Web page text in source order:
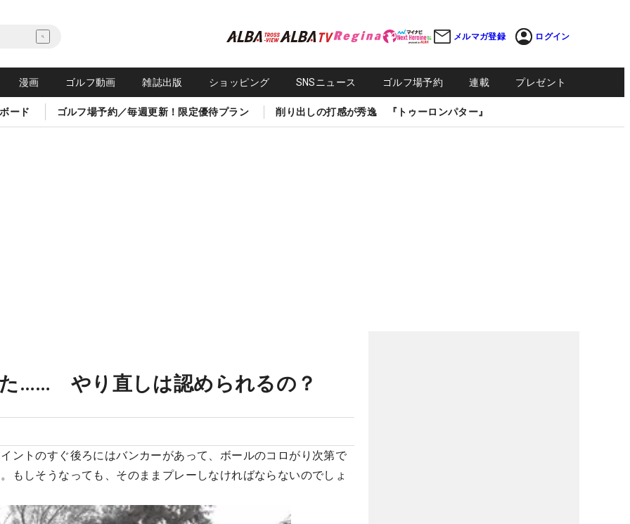
メルマガ登録 ログイン
漫画 ゴルフ動画 雑誌出版 ショッピング SNSニュース ゴルフ場予約 連載 プレゼント
ード ゴルフ場予約／毎週更新！限定優待プラン 削り出しの打感が秀逸 『トゥーロンパター』
…… やり直しは認められるの？
ントのすぐ後ろにはバンカーがあって、ボールのコロがり次第で
もしそうなっても、そのままプレーしなければならないのでしょ